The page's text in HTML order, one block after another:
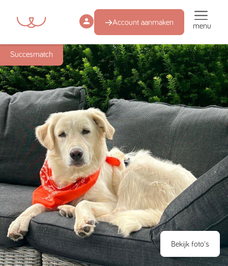
Account aanmaken menu
Succesmatch
Bekijk foto's